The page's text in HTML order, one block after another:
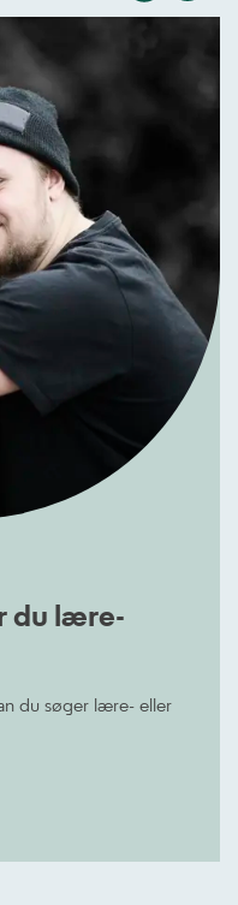
du lære-
du søger lære- eller